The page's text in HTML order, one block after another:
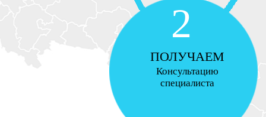
2
ПОЛУЧАЕМ
Консультацию
специалиста